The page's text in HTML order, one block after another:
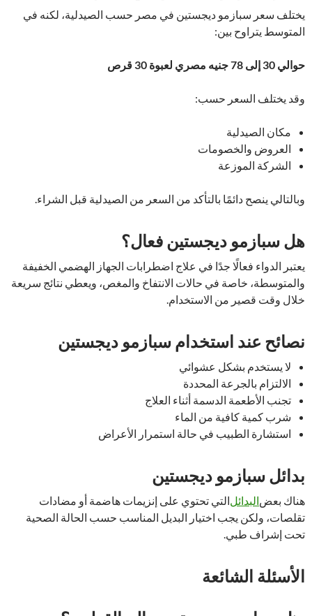
يختلف سعر سبازمو ديجستين في مصر حسب الصيدلية، لكنه في
المتوسط يتراوح بين:
حوالي 30 إلى 78 جنيه مصري لعبوة 30 قرص
وقد يختلف السعر حسب:
مكان الصيدلية
العروض والخصومات
الشركة الموزعة
وبالتالي ينصح دائمًا بالتأكد من السعر من الصيدلية قبل الشراء.
هل سبازمو ديجستين فعال؟
يعتبر الدواء فعالًا جدًا في علاج اضطرابات الجهاز الهضمي الخفيفة
والمتوسطة، خاصة في حالات الانتفاخ والمغص، ويعطي نتائج سريعة
خلال وقت قصير من الاستخدام.
نصائح عند استخدام سبازمو ديجستين
لا يستخدم بشكل عشوائي
الالتزام بالجرعة المحددة
تجنب الأطعمة الدسمة أثناء العلاج
شرب كمية كافية من الماء
استشارة الطبيب في حالة استمرار الأعراض
بدائل سبازمو ديجستين
هناك بعضالبدائلالتي تحتوي على إنزيمات هاضمة أو مضادات
تقلصات، ولكن يجب اختيار البديل المناسب حسب الحالة الصحية
تحت إشراف طبي.
الأسئلة الشائعة